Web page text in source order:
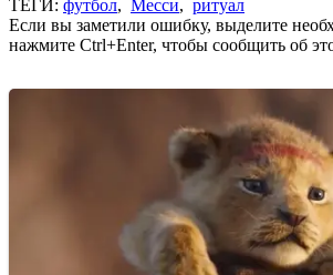
ТЕГИ: футбол, Месси, ритуал
Если вы заметили ошибку, выделите
нажмите Ctrl+Enter, чтобы сообщить об